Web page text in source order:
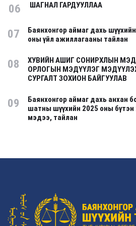
06 ШАГНАЛ ГАРДУУЛЛАА
07
Баянхонгор аймаг дахь
оны үйл ажиллагааны тайлан
08
ХУВИЙН АШИГ СОНИРХЛЫН
ОРЛОГЫН МЭДҮҮЛЭГ
СУРГАЛТ ЗОХИОН БАЙГУУЛАВ
09
Баянхонгор аймаг дахь анхан
шатны шүүхийн 2025 оны
мэдээ, тайлан